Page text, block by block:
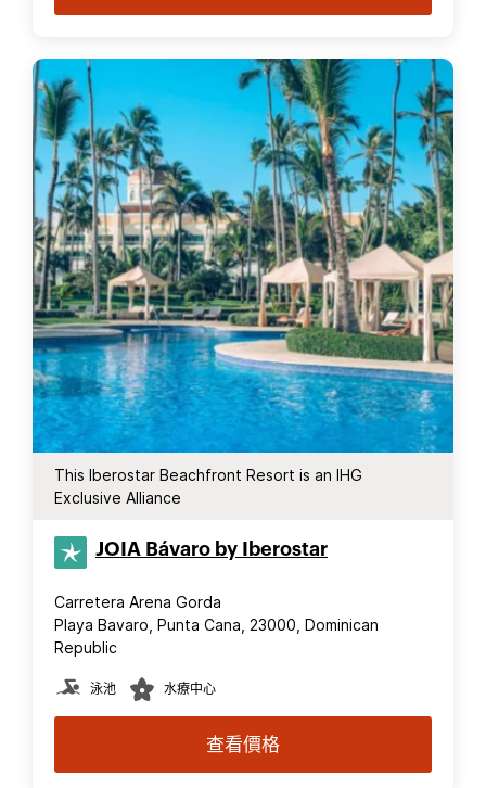
This Iberostar Beachfront Resort is an IHG
Exclusive Alliance
JOIA Bávaro by Iberostar
Carretera Arena Gorda
Playa Bavaro, Punta Cana, 23000, Dominican
Republic
泳池 水療中心
查看價格